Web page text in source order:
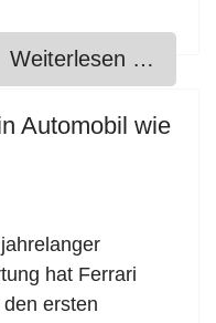
Weiterlesen …
Automobil wie
hat Ferrari
den ersten